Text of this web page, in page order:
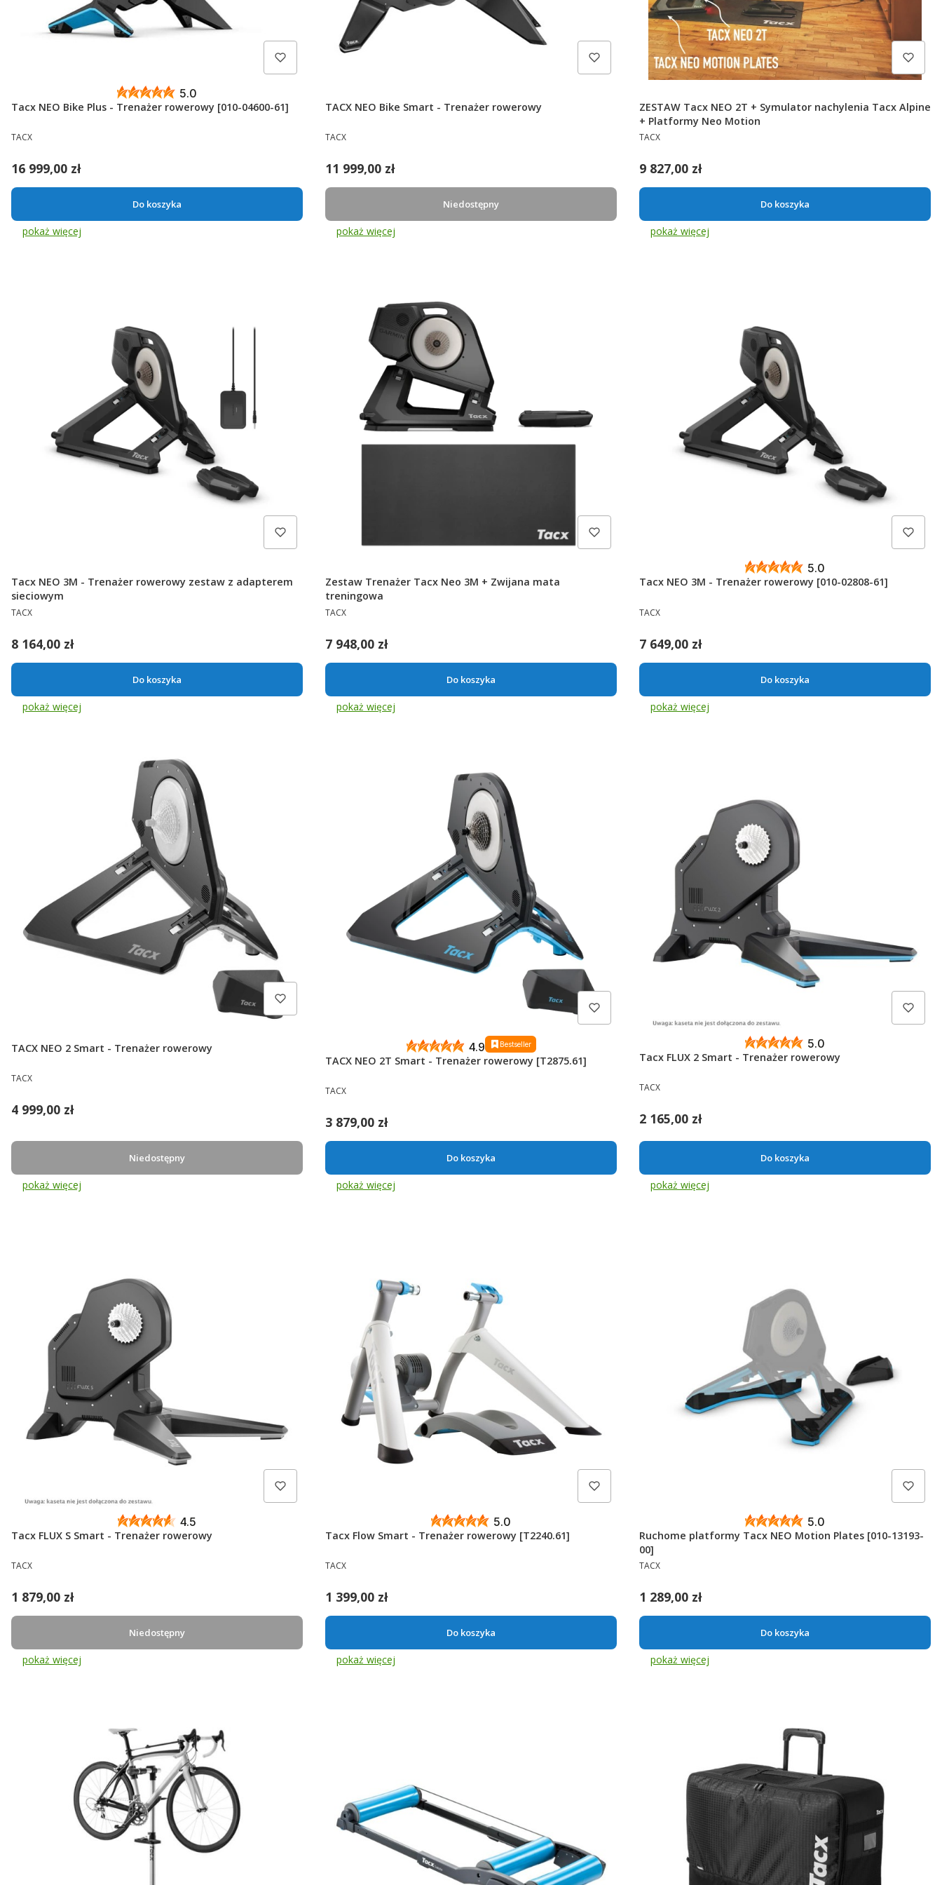
5.0
Tacx NEO Bike Plus - Trenażer rowerowy [010-04600-61]
PRODUCENT
TACX
Cena
16 999,00 zł
Do koszyka
pokaż więcej
TACX NEO Bike Smart - Trenażer rowerowy
PRODUCENT
TACX
Cena
11 999,00 zł
Niedostępny
pokaż więcej
ZESTAW Tacx NEO 2T + Symulator nachylenia Tacx Alpine
+ Platformy Neo Motion
PRODUCENT
TACX
Cena
9 827,00 zł
Do koszyka
pokaż więcej
Tacx NEO 3M - Trenażer rowerowy zestaw z adapterem
sieciowym
PRODUCENT
TACX
Cena
8 164,00 zł
Do koszyka
pokaż więcej
Zestaw Trenażer Tacx Neo 3M + Zwijana mata
treningowa
PRODUCENT
TACX
Cena
7 948,00 zł
Do koszyka
pokaż więcej
5.0
Tacx NEO 3M - Trenażer rowerowy [010-02808-61]
PRODUCENT
TACX
Cena
7 649,00 zł
Do koszyka
pokaż więcej
TACX NEO 2 Smart - Trenażer rowerowy
PRODUCENT
TACX
Cena
4 999,00 zł
Niedostępny
pokaż więcej
4.9 Bestseller
TACX NEO 2T Smart - Trenażer rowerowy [T2875.61]
PRODUCENT
TACX
Cena
3 879,00 zł
Do koszyka
pokaż więcej
5.0
Tacx FLUX 2 Smart - Trenażer rowerowy
PRODUCENT
TACX
Cena
2 165,00 zł
Do koszyka
pokaż więcej
4.5
Tacx FLUX S Smart - Trenażer rowerowy
PRODUCENT
TACX
Cena
1 879,00 zł
Niedostępny
pokaż więcej
5.0
Tacx Flow Smart - Trenażer rowerowy [T2240.61]
PRODUCENT
TACX
Cena
1 399,00 zł
Do koszyka
pokaż więcej
5.0
Ruchome platformy Tacx NEO Motion Plates [010-13193-
00]
PRODUCENT
TACX
Cena
1 289,00 zł
Do koszyka
pokaż więcej